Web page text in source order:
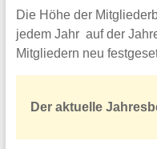
Die Höhe der
jedem Jahr auf der
Mitgliedern neu
Der aktuelle